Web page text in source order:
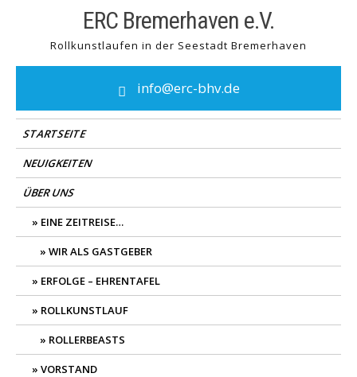
ERC Bremerhaven e.V.
Rollkunstlaufen in der Seestadt Bremerhaven
info@erc-bhv.de
STARTSEITE
NEUIGKEITEN
ÜBER UNS
EINE ZEITREISE…
WIR ALS GASTGEBER
ERFOLGE – EHRENTAFEL
ROLLKUNSTLAUF
ROLLERBEASTS
VORSTAND